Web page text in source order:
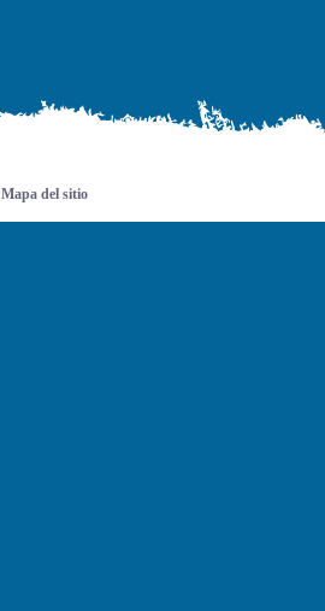
Mapa del sitio